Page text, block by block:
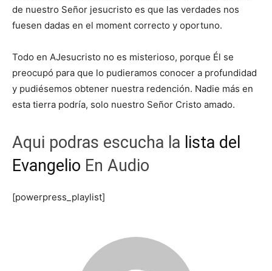
de nuestro Señor jesucristo es que las verdades nos
fuesen dadas en el moment correcto y oportuno.
Todo en AJesucristo no es misterioso, porque Él se
preocupó para que lo pudieramos conocer a profundidad
y pudiésemos obtener nuestra redención. Nadie más en
esta tierra podría, solo nuestro Señor Cristo amado.
Aqui podras escucha la lista del
Evangelio En Audio
[powerpress_playlist]